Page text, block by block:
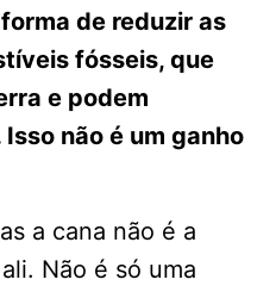
de reduzir as
fósseis, que
e podem
não é um ganho
a cana não é a
Não é só uma